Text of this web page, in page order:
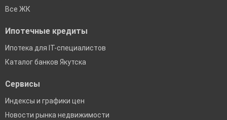
Все ЖК
Ипотечные кредиты
Ипотека для IT-специалистов
Каталог банков Якутска
Сервисы
Индексы и графики цен
Новости рынка недвижимости